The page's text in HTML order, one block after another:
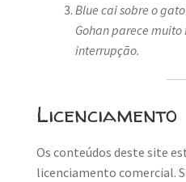
Blue cai sobre o
Gohan parece
interrupção.
Licenciamento
Os conteúdos deste site
licenciamento comercial.